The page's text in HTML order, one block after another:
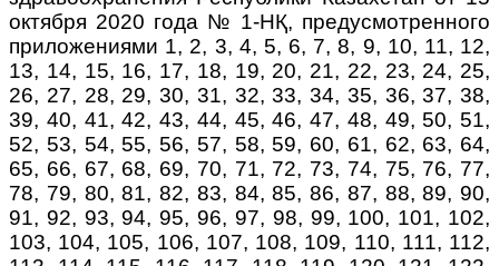
октября 2020 года № 1-НҚ, предусмотренного
приложениями 1, 2, 3, 4, 5, 6, 7, 8, 9, 10, 11, 12,
13, 14, 15, 16, 17, 18, 19, 20, 21, 22, 23, 24, 25,
26, 27, 28, 29, 30, 31, 32, 33, 34, 35, 36, 37, 38,
39, 40, 41, 42, 43, 44, 45, 46, 47, 48, 49, 50, 51,
52, 53, 54, 55, 56, 57, 58, 59, 60, 61, 62, 63, 64,
65, 66, 67, 68, 69, 70, 71, 72, 73, 74, 75, 76, 77,
78, 79, 80, 81, 82, 83, 84, 85, 86, 87, 88, 89, 90,
91, 92, 93, 94, 95, 96, 97, 98, 99, 100, 101, 102,
103, 104, 105, 106, 107, 108, 109, 110, 111, 112,